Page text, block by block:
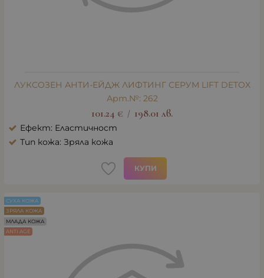
ЛУКСОЗЕН АНТИ-ЕЙДЖ ЛИФТИНГ СЕРУМ LIFT DETOX
Арт.№: 262
101.24 € / 198.01 лв.
Ефект: Еластичност
Тип кожа: Зряла кожа
КУПИ
СУХА КОЖА
ЗРЯЛА КОЖА
МЛАДА КОЖА
ANTI AGE